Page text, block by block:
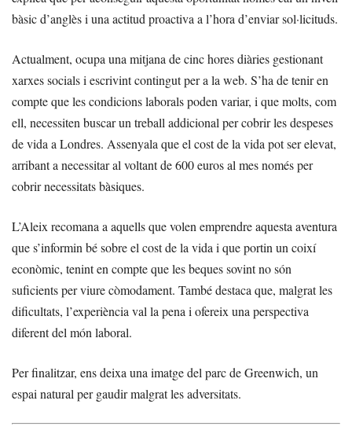
bàsic d’anglès i una actitud proactiva a l’hora d’enviar sol·licituds.
Actualment, ocupa una mitjana de cinc hores diàries gestionant
xarxes socials i escrivint contingut per a la web. S’ha de tenir en
compte que les condicions laborals poden variar, i que molts, com
ell, necessiten buscar un treball addicional per cobrir les despeses
de vida a Londres. Assenyala que el cost de la vida pot ser elevat,
arribant a necessitar al voltant de 600 euros al mes només per
cobrir necessitats bàsiques.
L’Aleix recomana a aquells que volen emprendre aquesta aventura
que s’informin bé sobre el cost de la vida i que portin un coixí
econòmic, tenint en compte que les beques sovint no són
suficients per viure còmodament. També destaca que, malgrat les
dificultats, l’experiència val la pena i ofereix una perspectiva
diferent del món laboral.
Per finalitzar, ens deixa una imatge del parc de Greenwich, un
espai natural per gaudir malgrat les adversitats.